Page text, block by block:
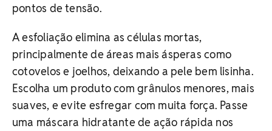
pontos de tensão.
A esfoliação elimina as células mortas,
principalmente de áreas mais ásperas como
cotovelos e joelhos, deixando a pele bem lisinha.
Escolha um produto com grânulos menores, mais
suaves, e evite esfregar com muita força. Passe
uma máscara hidratante de ação rápida nos